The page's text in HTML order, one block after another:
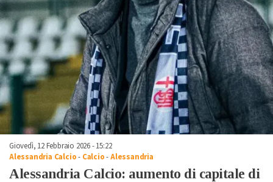
Giovedì, 12 Febbraio 2026 - 15:22
Alessandria Calcio- Calcio-Alessandria
Alessandria Calcio: aumento di capitale di